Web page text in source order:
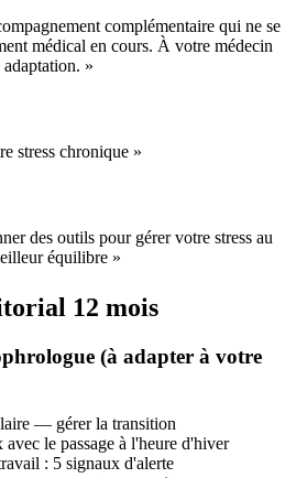
complémentaire qui ne se
médical en cours. À votre médecin
»
stress chronique »
des outils pour gérer votre stress au
équilibre »
12 mois
(à adapter à votre
— gérer la transition
le passage à l'heure d'hiver
: 5 signaux d'alerte